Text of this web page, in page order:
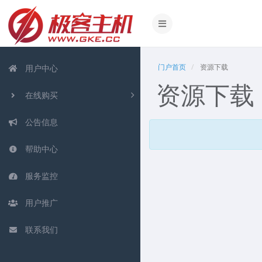
用户中心
在线购买
公告信息
帮助中心
服务监控
用户推广
联系我们
门户首页 资源下载
资源下载